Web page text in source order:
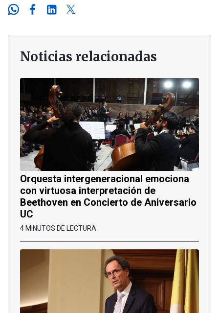
Noticias relacionadas
Orquesta intergeneracional emociona
con virtuosa interpretación de
Beethoven en Concierto de Aniversario
UC
4 MINUTOS DE LECTURA